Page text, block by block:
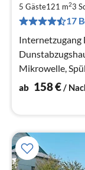
5 Gäste121 m23
17
Internetzugang
Mikrowelle,
Wohn-/
ab 158€/